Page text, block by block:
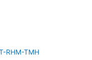
RHM-TMH